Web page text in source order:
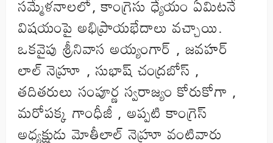
సమ్మేళనాలలో, కాంగ్రెసు ధ్యేయం ఏమిటనే
విషయంపై అభిప్రాయభేదాలు వచ్చాయి.
ఒకవైపు శ్రీనివాస అయ్యంగార్ , జవహర్
లాల్ నెహ్రూ , సుభాష్ చంద్రబోస్ ,
తదితరులు సంపూర్ణ స్వరాజ్యం కోరుకోగా ,
మరోపక్క గాంధీజీ , అప్పటి కాంగ్రెస్
అధ్యక్షుడు మోతీలాల్ నెహ్రూ వంటివారు